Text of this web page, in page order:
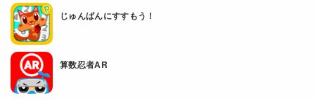
じゅんばんにすすもう！
算数忍者AR